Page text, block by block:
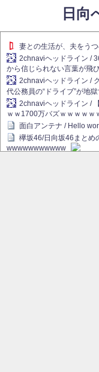
日向
妻との生活が、夫をう
2chnaviヘッドライン /
から信じられない言葉が飛
2chnaviヘッドライン /
代公務員の“ドライブ”が地
2chnaviヘッドライン /
ｗｗ1700万バズｗｗｗｗｗ
面白アンテナ / Hello
欅坂46/日向坂46まとめ
wwwwwwwwwww